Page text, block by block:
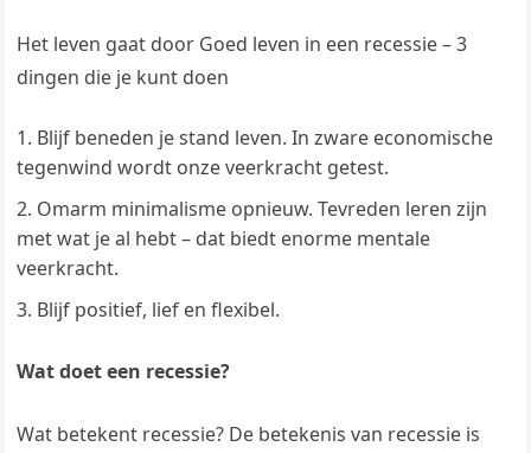
Het leven gaat door Goed leven in een recessie – 3
dingen die je kunt doen
Blijf beneden je stand leven. In zware economische
tegenwind wordt onze veerkracht getest.
Omarm minimalisme opnieuw. Tevreden leren zijn
met wat je al hebt – dat biedt enorme mentale
veerkracht.
Blijf positief, lief en flexibel.
Wat doet een recessie?
Wat betekent recessie? De betekenis van recessie is